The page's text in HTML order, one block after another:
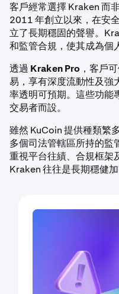
客戶經常選擇 Kraken 而
2011 年創立以來，在安
立了長期穩固的聲譽。
和監管合規，使其成為個
透過 Kraken Pro ，客戶
易，享有深度流動性及強
率透明可預期。這些功能
交易者而設。
雖然 KuCoin 提供種類繁
多個司法管轄區所持的監
重視平台往績、合規框架
Kraken 往往是長期穩健加